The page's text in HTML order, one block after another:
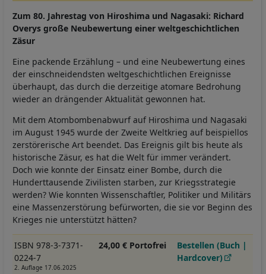
Zum 80. Jahrestag von Hiroshima und Nagasaki: Richard
Overys große Neubewertung einer weltgeschichtlichen
Zäsur
Eine packende Erzählung – und eine Neubewertung eines
der einschneidendsten weltgeschichtlichen Ereignisse
überhaupt, das durch die derzeitige atomare Bedrohung
wieder an drängender Aktualität gewonnen hat.
Mit dem Atombombenabwurf auf Hiroshima und Nagasaki
im August 1945 wurde der Zweite Weltkrieg auf beispiellos
zerstörerische Art beendet. Das Ereignis gilt bis heute als
historische Zäsur, es hat die Welt für immer verändert.
Doch wie konnte der Einsatz einer Bombe, durch die
Hunderttausende Zivilisten starben, zur Kriegsstrategie
werden? Wie konnten Wissenschaftler, Politiker und Militärs
eine Massenzerstörung befürworten, die sie vor Beginn des
Krieges nie unterstützt hätten?
ISBN 978-3-7371-
0224-7
2. Auflage 17.06.2025
24,00 € Portofrei
Bestellen (Buch |
Hardcover)